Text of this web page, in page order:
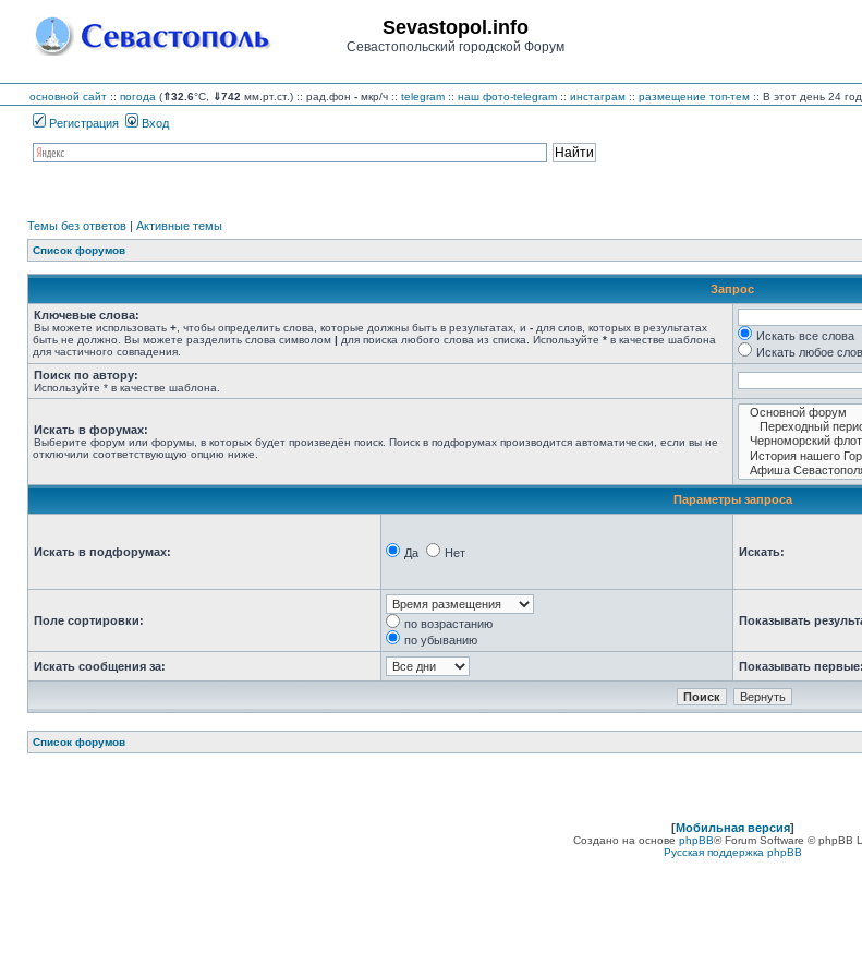
Sevastopol.info
Севастопольский городской Форум
основной сайт :: погода (⇑32.6°C, ⇓742 мм.рт.ст.) :: рад.фон - мкр/ч :: telegram :: наш фото-telegram :: инстаграм :: размещение топ-тем :: В этот день 24
Регистрация Вход
Темы без ответов | Активные темы
Список форумов
Запрос
Ключевые слова:
Вы можете использовать + , чтобы определить слова, которые должны быть в результатах, и - для слов, которых в результатах
быть не должно. Вы можете разделить слова символом | для поиска любого слова из списка. Используйте * в качестве шаблона
для частичного совпадения.
Искать все слова
Искать любое
Поиск по автору:
Используйте * в качестве шаблона.
Искать в форумах:
Выберите форум или форумы, в которых будет произведён поиск. Поиск в подфорумах производится автоматически, если вы не
отключили соответствующую опцию ниже.
Параметры запроса
Искать в подфорумах: Да Нет Искать:
Поле сортировки:
по возрастанию
по убыванию
Показывать
Искать сообщения за: Показывать первые:
Список форумов
[Мобильная версия]
Создано на основе phpBB® Forum Software © phpBB
Русская поддержка phpBB